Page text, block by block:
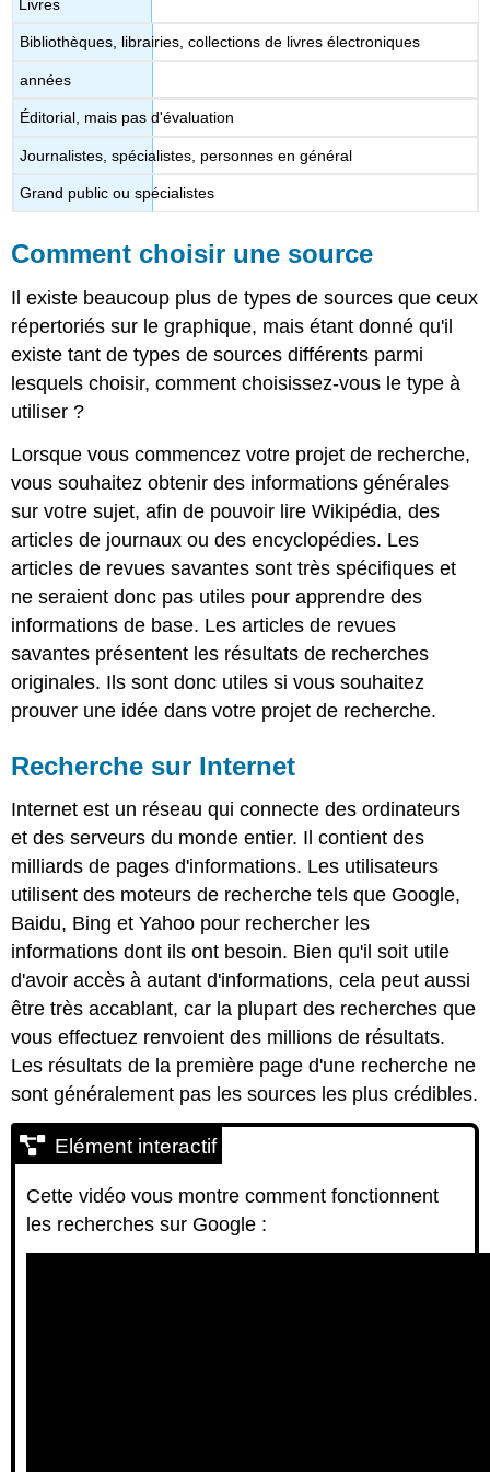
Livres
Bibliothèques, librairies, collections de livres électroniques
années
Éditorial, mais pas d'évaluation
Journalistes, spécialistes, personnes en général
Grand public ou spécialistes
Comment choisir une source
Il existe beaucoup plus de types de sources que ceux
répertoriés sur le graphique, mais étant donné qu'il
existe tant de types de sources différents parmi
lesquels choisir, comment choisissez-vous le type à
utiliser ?
Lorsque vous commencez votre projet de recherche,
vous souhaitez obtenir des informations générales
sur votre sujet, afin de pouvoir lire Wikipédia, des
articles de journaux ou des encyclopédies. Les
articles de revues savantes sont très spécifiques et
ne seraient donc pas utiles pour apprendre des
informations de base. Les articles de revues
savantes présentent les résultats de recherches
originales. Ils sont donc utiles si vous souhaitez
prouver une idée dans votre projet de recherche.
Recherche sur Internet
Internet est un réseau qui connecte des ordinateurs
et des serveurs du monde entier. Il contient des
milliards de pages d'informations. Les utilisateurs
utilisent des moteurs de recherche tels que Google,
Baidu, Bing et Yahoo pour rechercher les
informations dont ils ont besoin. Bien qu'il soit utile
d'avoir accès à autant d'informations, cela peut aussi
être très accablant, car la plupart des recherches que
vous effectuez renvoient des millions de résultats.
Les résultats de la première page d'une recherche ne
sont généralement pas les sources les plus crédibles.
Elément interactif
Cette vidéo vous montre comment fonctionnent
les recherches sur Google :